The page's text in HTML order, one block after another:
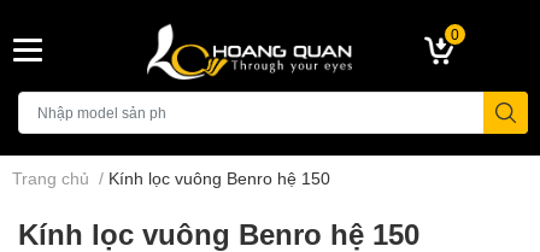
0
Trang chủ / Kính lọc vuông Benro hệ 150
Kính lọc vuông Benro hệ 150